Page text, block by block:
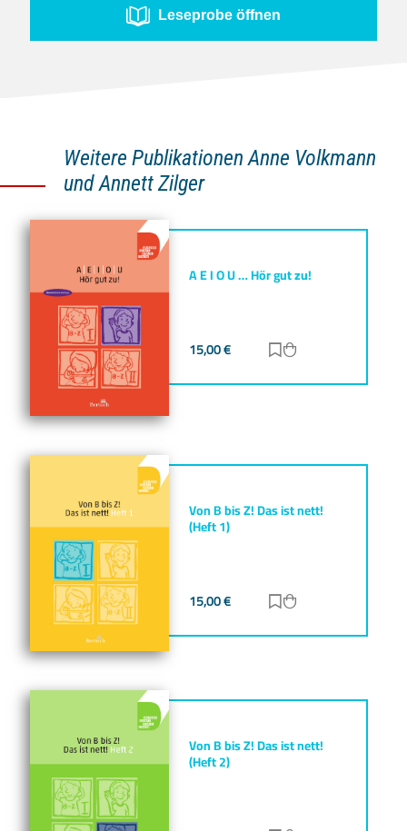
Leseprobe öffnen
Weitere Publikationen Anne Volkmann
und Annett Zilger
A E I O U … Hör gut zu!
15,00€ Zur Merkliste
Von B bis Z! Das ist nett!
(Heft 1)
15,00€ Zur Merkliste
Von B bis Z! Das ist nett!
(Heft 2)